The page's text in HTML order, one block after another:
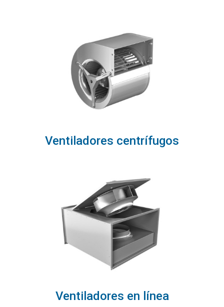
Ventiladores centrífugos
Ventiladores en línea